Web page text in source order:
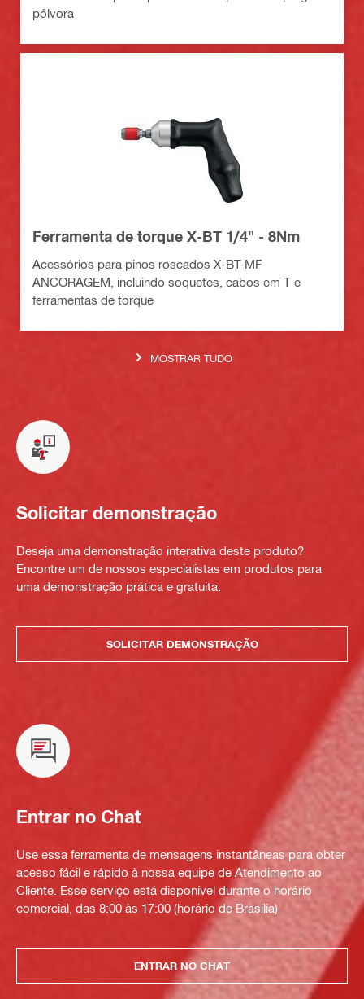
pólvora
Ferramenta de torque X-BT 1/4" - 8Nm
Acessórios para pinos roscados X-BT-MF
ANCORAGEM, incluindo soquetes, cabos em T e
ferramentas de torque
MOSTRAR TUDO
Solicitar demonstração
Deseja uma demonstração interativa deste produto?
Encontre um de nossos especialistas em produtos para
uma demonstração prática e gratuita.
SOLICITAR DEMONSTRAÇÃO
Entrar no Chat
Use essa ferramenta de mensagens instantâneas para obter
acesso fácil e rápido à nossa equipe de Atendimento ao
Cliente. Esse serviço está disponível durante o horário
comercial, das 8:00 às 17:00 (horário de Brasília)
ENTRAR NO CHAT